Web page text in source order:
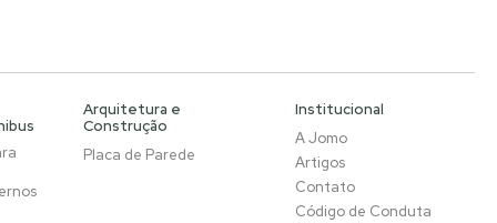
Arquitetura e
Construção
Placa de Parede
Institucional
A Jomo
Artigos
Contato
Código de Conduta